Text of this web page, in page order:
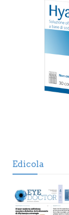
Edicola